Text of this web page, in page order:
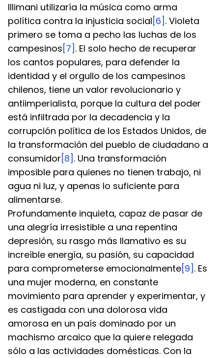
Illimani utilizaría la música como arma
política contra la injusticia social [6] . Violeta
primero se toma a pecho las luchas de los
campesinos [7] . El solo hecho de recuperar
los cantos populares, para defender la
identidad y el orgullo de los campesinos
chilenos, tiene un valor revolucionario y
antiimperialista, porque la cultura del poder
está infiltrada por la decadencia y la
corrupción política de los Estados Unidos, de
la transformación del pueblo de ciudadano a
consumidor [8] . Una transformación
imposible para quienes no tienen trabajo, ni
agua ni luz, y apenas lo suficiente para
alimentarse.
Profundamente inquieta, capaz de pasar de
una alegría irresistible a una repentina
depresión, su rasgo más llamativo es su
increíble energía, su pasión, su capacidad
para comprometerse emocionalmente[9] . Es
una mujer moderna, en constante
movimiento para aprender y experimentar, y
es castigada con una dolorosa vida
amorosa en un país dominado por un
machismo arcaico que la quiere relegada
sólo a las actividades domésticas. Con la